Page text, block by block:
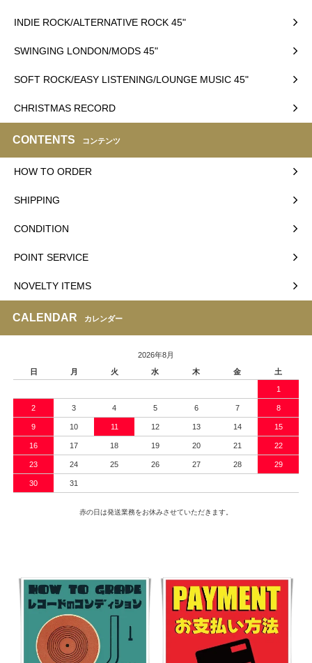
INDIE ROCK/ALTERNATIVE ROCK 45"
SWINGING LONDON/MODS 45"
SOFT ROCK/EASY LISTENING/LOUNGE MUSIC 45"
CHRISTMAS RECORD
CONTENTS コンテンツ
HOW TO ORDER
SHIPPING
CONDITION
POINT SERVICE
NOVELTY ITEMS
CALENDAR カレンダー
2026年8月
日
月 火 水 木 金 土
1
2 3 4 5 6 7 8
9 10 11 12 13 14 15
16 17 18 19 20 21 22
23 24 25 26 27 28 29
30 31
赤の日は発送業務をお休みさせていただきます。